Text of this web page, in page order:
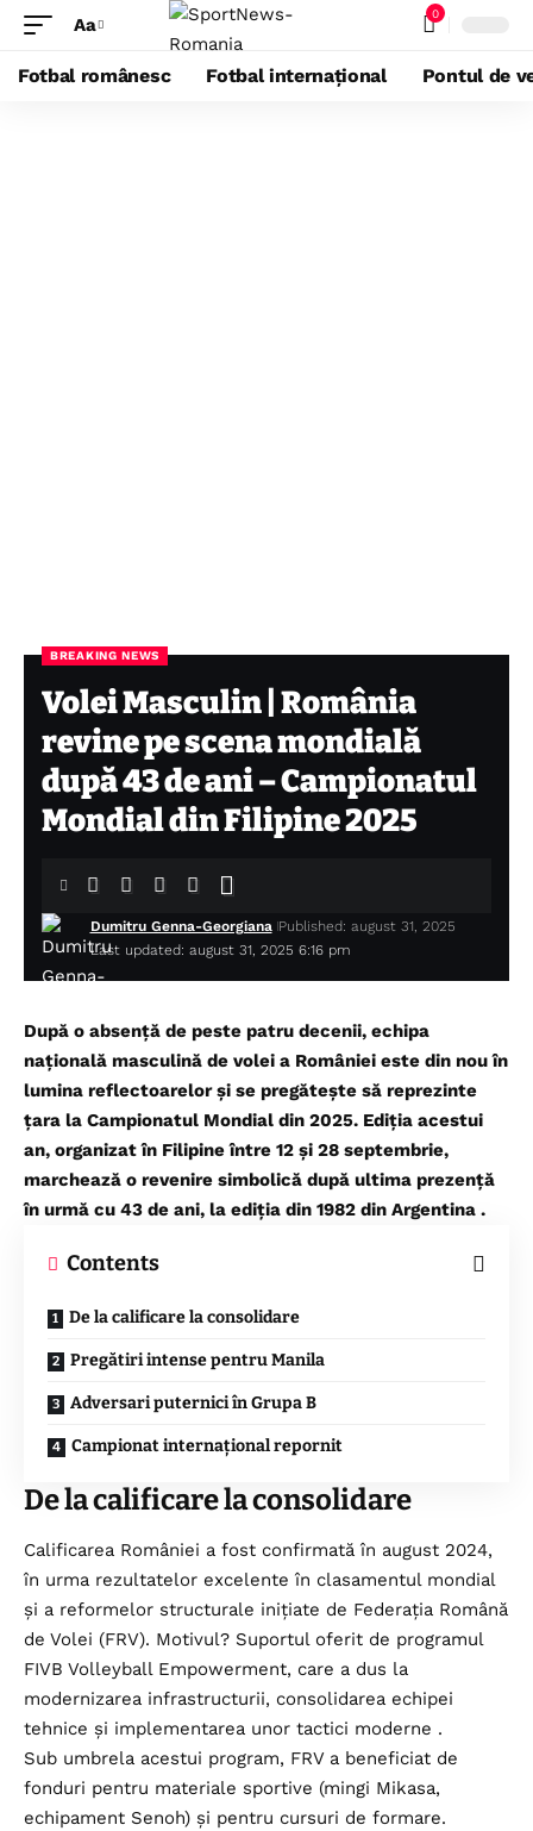
Aa 0
Fotbal românesc Fotbal internațional Pontul de
BREAKING NEWS
Volei Masculin | România
revine pe scena mondială
după 43 de ani – Campionatul
Mondial din Filipine 2025
Last updated: august 31, 2025 6:16 pm
Dumitru Genna-Georgiana Published: august 31, 2025
După o absență de peste patru decenii, echipa
națională masculină de volei a României este din nou în
lumina reflectoarelor și se pregătește să reprezinte
țara la Campionatul Mondial din 2025. Ediția acestui
an, organizat în Filipine între 12 și 28 septembrie,
marchează o revenire simbolică după ultima prezență
în urmă cu 43 de ani, la ediția din 1982 din Argentina .
Contents
De la calificare la consolidare
Pregătiri intense pentru Manila
Adversari puternici în Grupa B
Campionat internațional repornit
De la calificare la consolidare
Calificarea României a fost confirmată în august 2024,
în urma rezultatelor excelente în clasamentul mondial
și a reformelor structurale inițiate de Federația Română
de Volei (FRV). Motivul? Suportul oferit de programul
FIVB Volleyball Empowerment, care a dus la
modernizarea infrastructurii, consolidarea echipei
tehnice și implementarea unor tactici moderne .
Sub umbrela acestui program, FRV a beneficiat de
fonduri pentru materiale sportive (mingi Mikasa,
echipament Senoh) și pentru cursuri de formare.